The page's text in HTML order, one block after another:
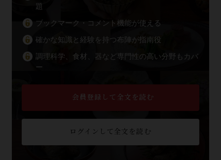
題
ブックマーク・コメント機能が使える
確かな知識と経験を持つ布陣が指南役
調理科学、食材、器など専門性の高い分野もカバ
ー
会員登録して全文を読む
ログインして全文を読む